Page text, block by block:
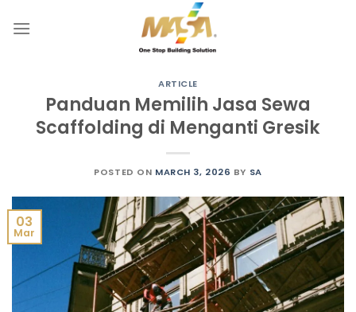
ARTICLE
Panduan Memilih Jasa Sewa
Scaffolding di Menganti Gresik
POSTED ON MARCH 3, 2026 BY SA
03
Mar